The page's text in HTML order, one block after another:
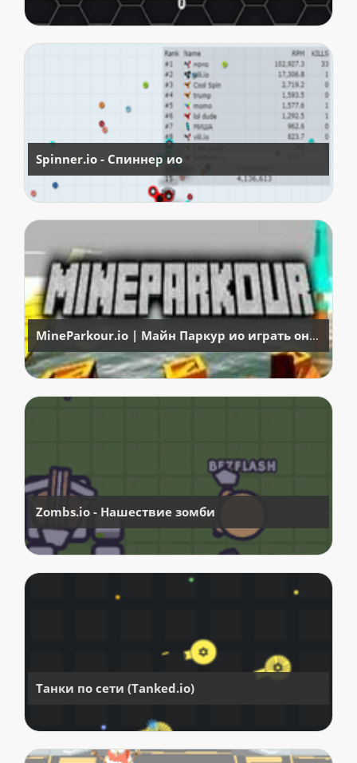
Spinner.io - Спиннер ио
MineParkour.io | Майн Паркур ио играть онлайн
Zombs.io - Нашествие зомби
Танки по сети (Tanked.io)